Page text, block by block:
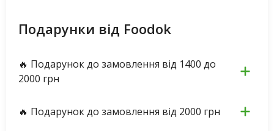
Подарунки від Foodok
🔥 Подарунок до замовлення від 1400 до
2000 грн
🔥 Подарунок до замовлення від 2000 грн